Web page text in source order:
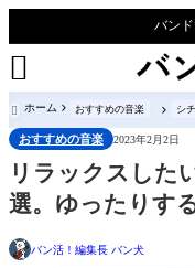
バン

 ホーム おすすめの音楽 シ
おすすめの音楽 2023年2月2日
リラックスした
選。ゆったりする
バン活！編集長 バン犬